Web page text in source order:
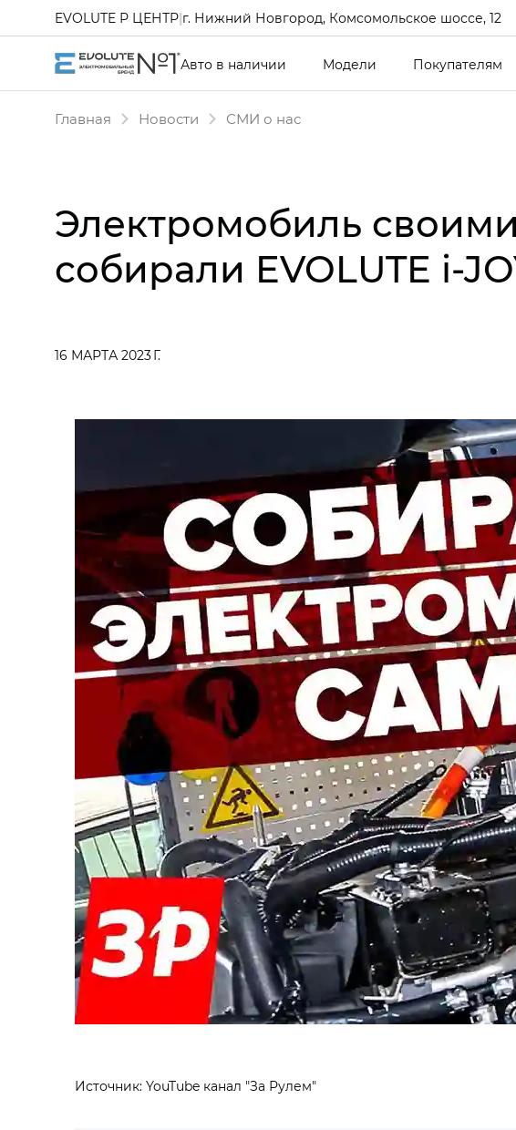
EVOLUTE Р ЦЕНТР|г. Нижний Новгород, Комсомольское шоссе, 12
Авто в наличии Модели Покупателям
Главная Новости СМИ о нас
Электромобиль
собирали EVOLUTE
16 МАРТА 2023 Г.
Источник: YouTube канал "За Рулем"